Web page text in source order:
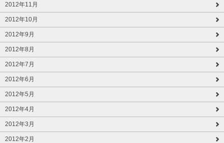
2012年11月
2012年10月
2012年9月
2012年8月
2012年7月
2012年6月
2012年5月
2012年4月
2012年3月
2012年2月